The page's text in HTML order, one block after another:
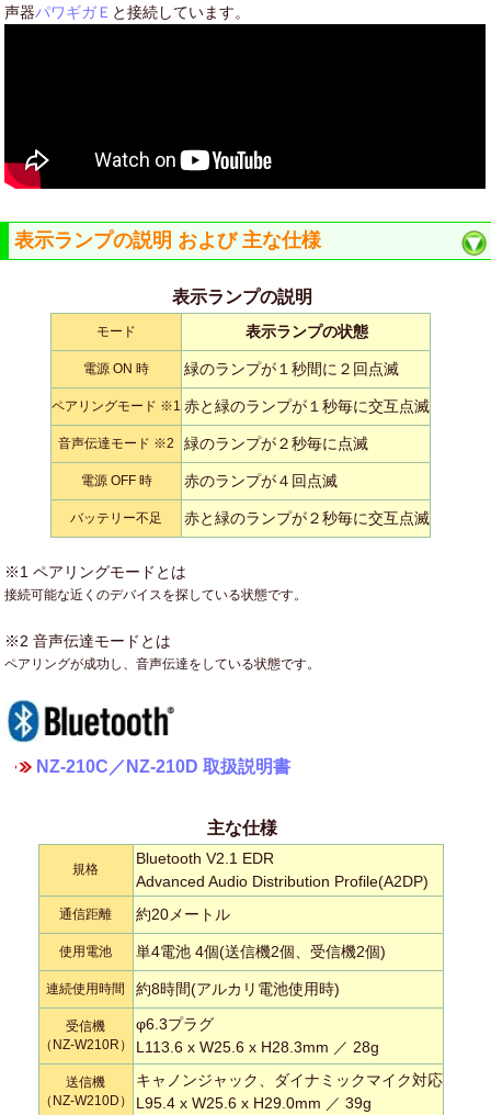
声器パワギガＥ と接続しています。
表示ランプの説明 および 主な仕様
表示ランプの説明
モード 表示ランプの状態
電源 ON 時 緑のランプが１秒間に２回点滅
ペアリングモード ※1 赤と緑のランプが１秒毎に交互点滅
音声伝達モード ※2 緑のランプが２秒毎に点滅
電源 OFF 時 赤のランプが４回点滅
バッテリー不足 赤と緑のランプが２秒毎に交互点滅
※1 ペアリングモードとは
接続可能な近くのデバイスを探している状態です。
※2 音声伝達モードとは
ペアリングが成功し、音声伝達をしている状態です。
NZ-210C／NZ-210D 取扱説明書
主な仕様
規格
Bluetooth V2.1 EDR
Advanced Audio Distribution Profile(A2DP)
通信距離 約20メートル
使用電池 単4電池 4個(送信機2個、受信機2個)
連続使用時間 約8時間(アルカリ電池使用時)
受信機
（NZ-W210R）
φ6.3プラグ
L113.6 x W25.6 x H28.3mm ／ 28g
送信機
（NZ-W210D）
キャノンジャック、ダイナミックマイク対応
L95.4 x W25.6 x H29.0mm ／ 39g